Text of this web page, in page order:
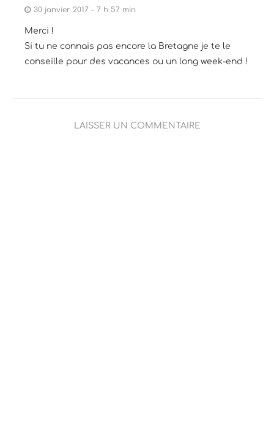
30 janvier 2017 - 7 h 57 min
Merci !
Si tu ne connais pas encore la Bretagne je te le
conseille pour des vacances ou un long week-end !
LAISSER UN COMMENTAIRE